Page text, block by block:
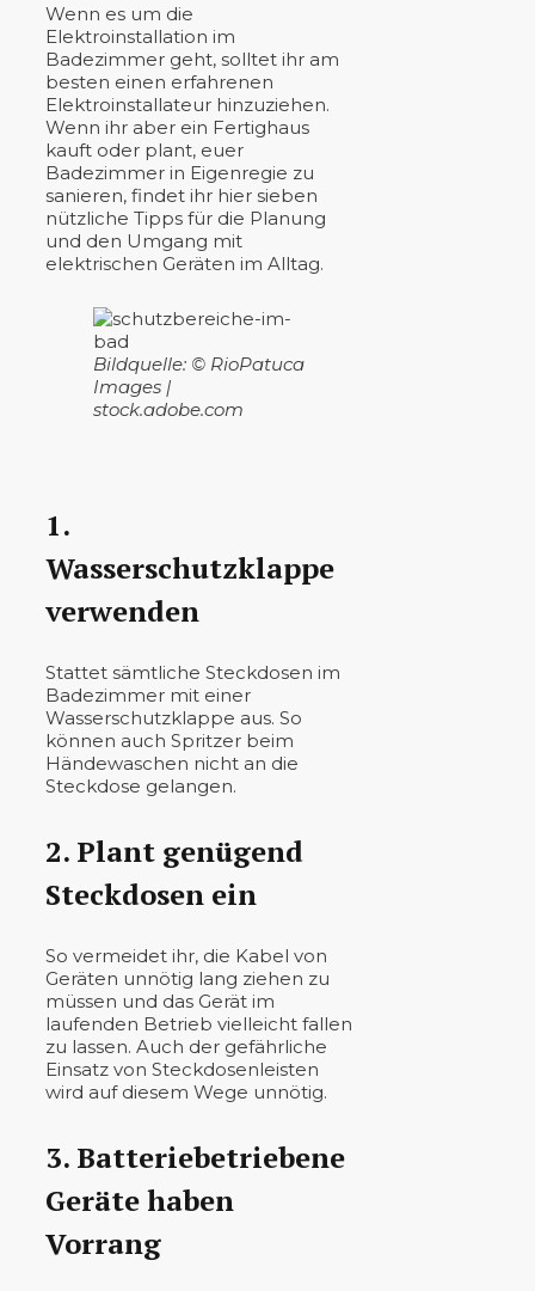
Wenn es um die
Elektroinstallation im
Badezimmer geht, solltet ihr am
besten einen erfahrenen
Elektroinstallateur hinzuziehen.
Wenn ihr aber ein Fertighaus
kauft oder plant, euer
Badezimmer in Eigenregie zu
sanieren, findet ihr hier sieben
nützliche Tipps für die Planung
und den Umgang mit
elektrischen Geräten im Alltag.
Bildquelle: © RioPatuca
Images |
stock.adobe.com
1.
Wasserschutzklappe
verwenden
Stattet sämtliche Steckdosen im
Badezimmer mit einer
Wasserschutzklappe aus. So
können auch Spritzer beim
Händewaschen nicht an die
Steckdose gelangen.
2. Plant genügend
Steckdosen ein
So vermeidet ihr, die Kabel von
Geräten unnötig lang ziehen zu
müssen und das Gerät im
laufenden Betrieb vielleicht fallen
zu lassen. Auch der gefährliche
Einsatz von Steckdosenleisten
wird auf diesem Wege unnötig.
3. Batteriebetriebene
Geräte haben
Vorrang